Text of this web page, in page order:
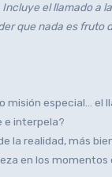
el llamado a
que nada es fruto
especial… el
e interpela?
la realidad, más
en los